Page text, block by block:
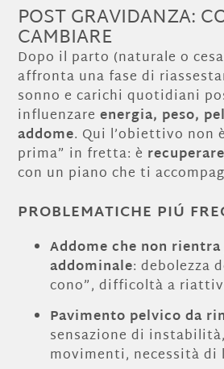
POST GRAVIDANZA:
CAMBIARE
Dopo il parto (naturale o
affronta una fase di
sonno e carichi quotidiani
influenzareenergia, peso,
addome. Qui l’obiettivo non
prima” in fretta: è
con un piano che ti
PROBLEMATICHE PIÚ
Addome che non
addominale: debolezza
cono”, difficoltà a
Pavimento pelvico da
sensazione di
movimenti, necessità di